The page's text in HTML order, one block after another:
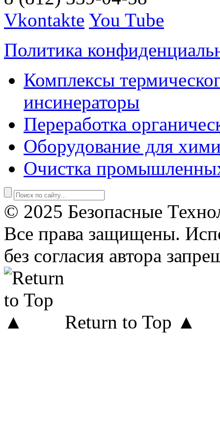
Vkontakte You Tube
Политика
Комплексы
инсинераторы
Переработка
Оборудование для
Очистка
© 2025 Безопасные
Все права защищены.
без согласия автора
Return to Top ▲